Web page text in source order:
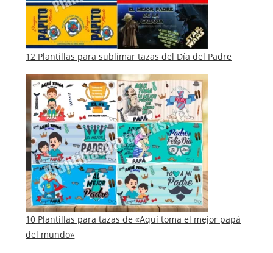
12 Plantillas para sublimar tazas del Día del Padre
10 Plantillas para tazas de «Aquí toma el mejor papá
del mundo»